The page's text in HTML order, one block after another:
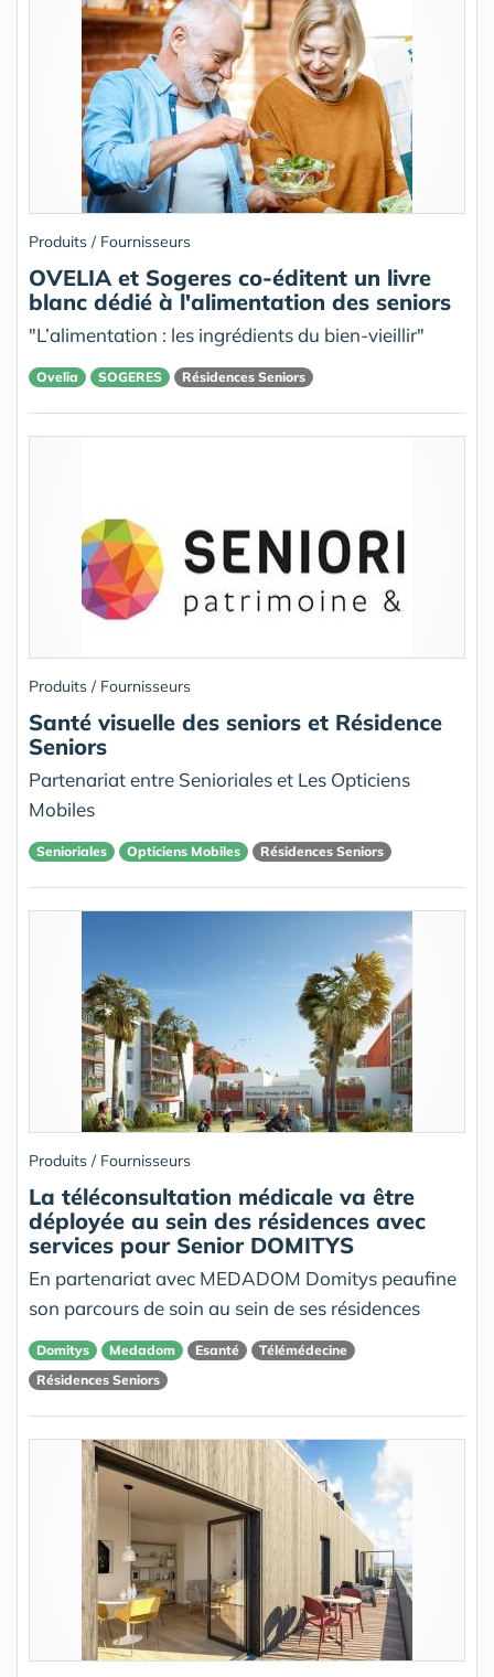
Produits / Fournisseurs
OVELIA et Sogeres co-éditent un livre
blanc dédié à l'alimentation des seniors
"L’alimentation : les ingrédients du bien-vieillir"
Ovelia SOGERES Résidences Seniors
Produits / Fournisseurs
Santé visuelle des seniors et Résidence
Seniors
Partenariat entre Senioriales et Les Opticiens
Mobiles
Senioriales Opticiens Mobiles Résidences Seniors
Produits / Fournisseurs
La téléconsultation médicale va être
déployée au sein des résidences avec
services pour Senior DOMITYS
En partenariat avec MEDADOM Domitys peaufine
son parcours de soin au sein de ses résidences
Domitys Medadom Esanté
Télémédecine
Résidences Seniors